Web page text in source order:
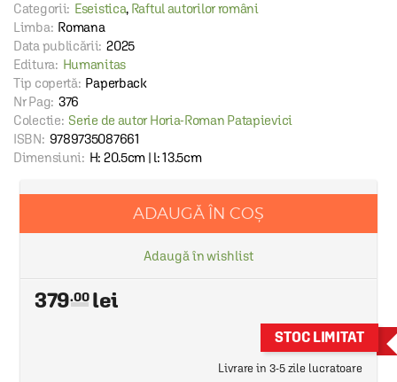
Categorii: Eseistica, Raftul autorilor români
Limba: Romana
Data publicării: 2025
Editura: Humanitas
Tip copertă: Paperback
Nr Pag: 376
Colectie: Serie de autor Horia-Roman Patapievici
ISBN: 9789735087661
Dimensiuni: H: 20.5cm | l: 13.5cm
ADAUGĂ ÎN COȘ
Adaugă în wishlist
379.00
STOC LIMITAT
Livrare in 3-5 zile lucratoare